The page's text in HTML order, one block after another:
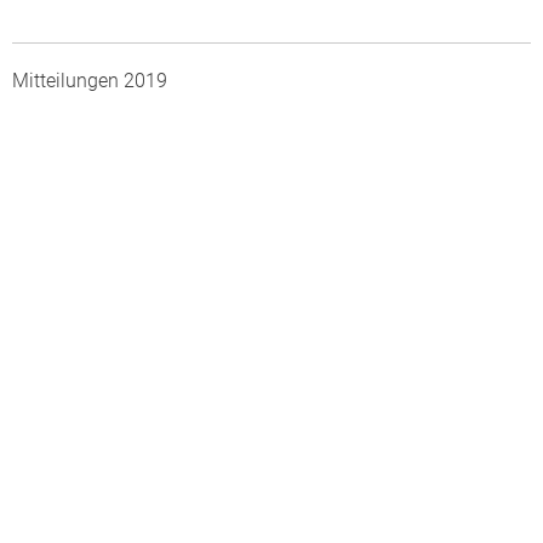
Mitteilungen 2019